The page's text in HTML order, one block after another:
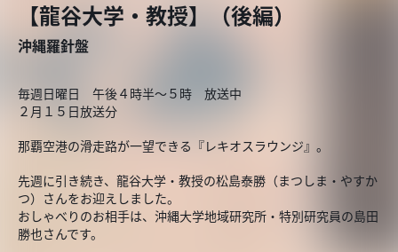
【龍谷大学・教授】（後編）
沖縄羅針盤
毎週日曜日 午後４時半～５時 放送中
２月１５日放送分
那覇空港の滑走路が一望できる『レキオスラウンジ』。
先週に引き続き、龍谷大学・教授の松島泰勝（まつしま・やすか
つ）さんをお迎えしました。
おしゃべりのお相手は、沖縄大学地域研究所・特別研究員の島田
勝也さんです。